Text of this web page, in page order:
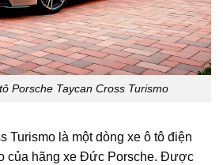
Porsche Taycan Cross Turismo
Turismo là một dòng xe ô tô điện
của hãng xe Đức Porsche. Được